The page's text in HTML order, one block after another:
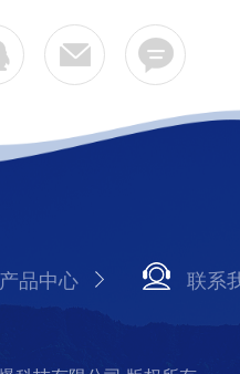
产品中心 联系